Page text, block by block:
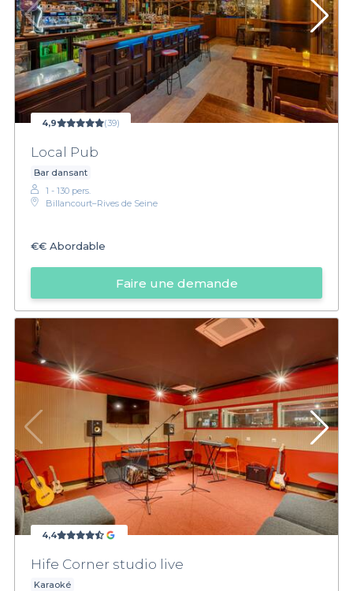
4,9 (39)
Local Pub
Bar dansant
1 - 130 pers.
Billancourt–Rives de Seine
€€ Abordable
Faire une demande
4,4
Hife Corner studio live
Karaoké